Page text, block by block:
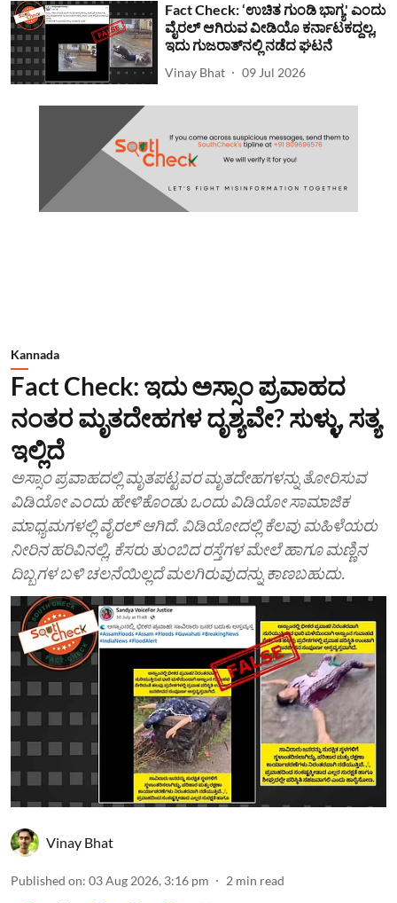
Fact Check: ‘ಉಚಿತ ಗುಂಡಿ ಭಾಗ್ಯ' ಎಂದು
ವೈರಲ್ ಆಗಿರುವ ವೀಡಿಯೊ ಕರ್ನಾಟಕದ್ದಲ್ಲ,
ಇದು ಗುಜರಾತ್‌ನಲ್ಲಿ ನಡೆದ ಘಟನೆ
Vinay Bhat 09 Jul 2026
Kannada
Fact Check: ಇದು ಅಸ್ಸಾಂ ಪ್ರವಾಹದ
ನಂತರ ಮೃತದೇಹಗಳ ದೃಶ್ಯವೇ? ಸುಳ್ಳು, ಸತ್ಯ
ಇಲ್ಲಿದೆ
ಅಸ್ಸಾಂ ಪ್ರವಾಹದಲ್ಲಿ ಮೃತಪಟ್ಟವರ ಮೃತದೇಹಗಳನ್ನು ತೋರಿಸುವ
ವಿಡಿಯೋ ಎಂದು ಹೇಳಿಕೊಂಡು ಒಂದು ವಿಡಿಯೋ ಸಾಮಾಜಿಕ
ಮಾಧ್ಯಮಗಳಲ್ಲಿ ವೈರಲ್ ಆಗಿದೆ. ವಿಡಿಯೋದಲ್ಲಿ ಕೆಲವು ಮಹಿಳೆಯರು
ನೀರಿನ ಹರಿವಿನಲ್ಲಿ, ಕೆಸರು ತುಂಬಿದ ರಸ್ತೆಗಳ ಮೇಲೆ ಹಾಗೂ ಮಣ್ಣಿನ
ದಿಬ್ಬಗಳ ಬಳಿ ಚಲನೆಯಿಲ್ಲದೆ ಮಲಗಿರುವುದನ್ನು ಕಾಣಬಹುದು.
Vinay Bhat
Published on: 03 Aug 2026, 3:16 pm 2 min read